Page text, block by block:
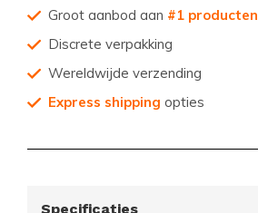
Groot aanbod aan #1 producten
Discrete verpakking
Wereldwijde verzending
Express shipping opties
Specificaties